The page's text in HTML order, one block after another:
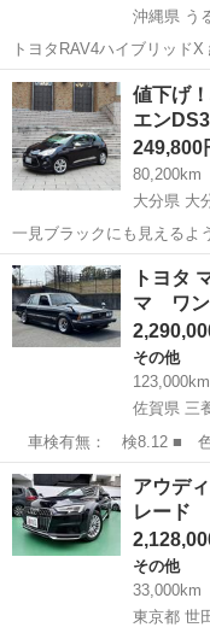
沖縄県 う
トヨタRAV4ハイブリッドX
沖縄 うるま市
値下げ
エン
249,800
80,200km
大分県 大
一見ブラックにも見えるよ
ランオパールにな…
大分 大分市 大分駅
トヨタ
マ ワン
その他
123,000km
佐賀県 三
車検有無： 検8.12 ■
証： 保証…
佐賀 三養基郡 その
アウデ
レード
その他
33,000km
東京都 世